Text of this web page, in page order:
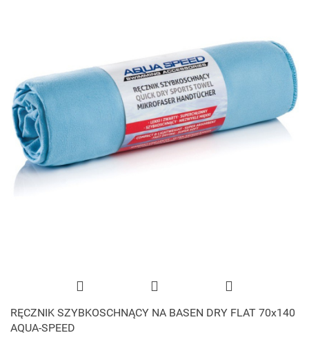
RĘCZNIK SZYBKOSCHNĄCY NA BASEN DRY FLAT 70x140
AQUA-SPEED